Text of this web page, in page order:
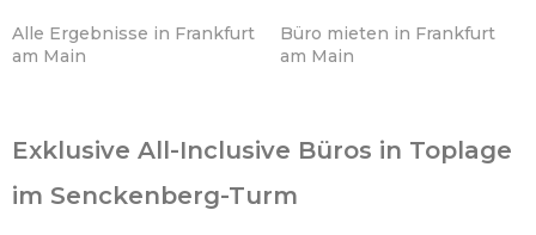
Alle Ergebnisse in Frankfurt
am Main
Büro mieten in Frankfurt
am Main
Exklusive All-Inclusive Büros in Toplage
im Senckenberg-Turm